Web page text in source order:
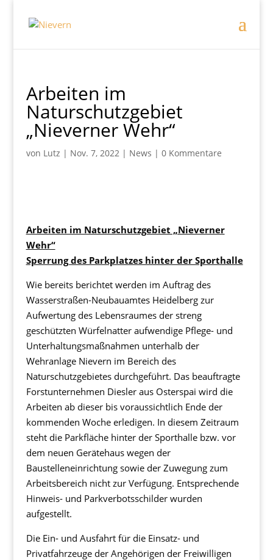
Arbeiten im
Naturschutzgebiet
„Nieverner Wehr“
von Lutz | Nov. 7, 2022| News | 0 Kommentare
Arbeiten im Naturschutzgebiet „Nieverner
Wehr“
Sperrung des Parkplatzes hinter der Sporthalle
Wie bereits berichtet werden im Auftrag des
Wasserstraßen-Neubauamtes Heidelberg zur
Aufwertung des Lebensraumes der streng
geschützten Würfelnatter aufwendige Pflege- und
Unterhaltungsmaßnahmen unterhalb der
Wehranlage Nievern im Bereich des
Naturschutzgebietes durchgeführt. Das beauftragte
Forstunternehmen Diesler aus Osterspai wird die
Arbeiten ab dieser bis voraussichtlich Ende der
kommenden Woche erledigen. In diesem Zeitraum
steht die Parkfläche hinter der Sporthalle bzw. vor
dem neuen Gerätehaus wegen der
Baustelleneinrichtung sowie der Zuwegung zum
Arbeitsbereich nicht zur Verfügung. Entsprechende
Hinweis- und Parkverbotsschilder wurden
aufgestellt.
Die Ein- und Ausfahrt für die Einsatz- und
Privatfahrzeuge der Angehörigen der Freiwilligen